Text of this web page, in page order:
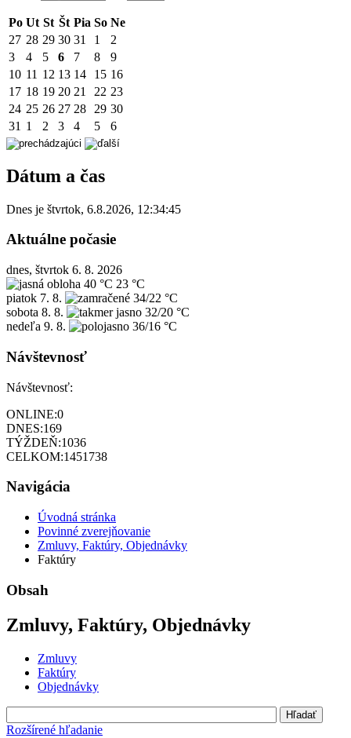
Po Ut St Št Pia So Ne
27 28 29 30 31 1
2
3
4 5 6 7 8
9
10 11 12 13 14 15 16
17 18 19 20 21 22 23
24 25 26 27 28 29 30
31 1 2 3 4 5 6
Dátum a čas
Dnes je štvrtok, 6.8.2026, 12:34:45
Aktuálne počasie
dnes, štvrtok 6. 8. 2026
40 °C 23 °C
piatok 7. 8.
34/22 °C
sobota 8. 8.
32/20 °C
nedeľa 9. 8. 36/16 °C
Návštevnosť
Návštevnosť:
ONLINE:0
DNES:169
TÝŽDEŇ:1036
CELKOM:1451738
Navigácia
Úvodná stránka
Povinné zverejňovanie
Zmluvy, Faktúry, Objednávky
Faktúry
Obsah
Zmluvy, Faktúry, Objednávky
Zmluvy
Faktúry
Objednávky
Rozšírené hľadanie